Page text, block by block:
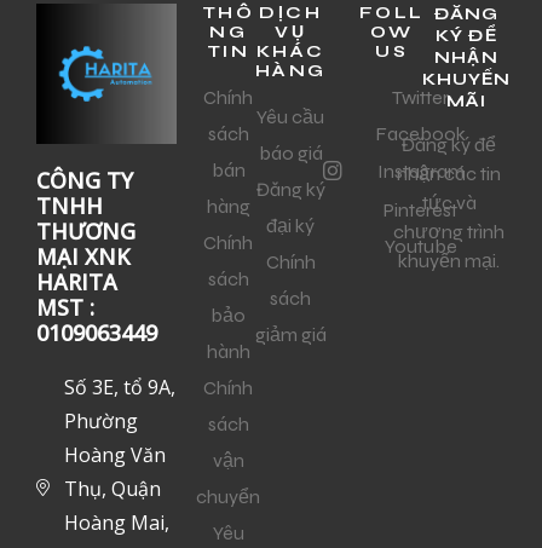
CÔNG TY
TNHH
THƯƠNG
MẠI XNK
HARITA
MST :
0109063449
Số 3E, tổ 9A,
Phường
Hoàng Văn
Thụ, Quận
Hoàng Mai,
THÔ
NG
TIN
Chính
sách
bán
hàng
Chính
sách
bảo
hành
Chính
sách
vận
chuyển
Yêu
DỊCH
VỤ
KHÁC
HÀNG
Yêu cầu
báo giá
Đăng ký
đại ký
Chính
sách
giảm giá
FOLL
OW
US
Twitter
Facebook
Instagram
Pinterest
Youtube
ĐĂNG
KÝ ĐỂ
NHẬN
KHUYẾN
MÃI
Đăng ký để
nhận các tin
tức và
chương trình
khuyến mại.